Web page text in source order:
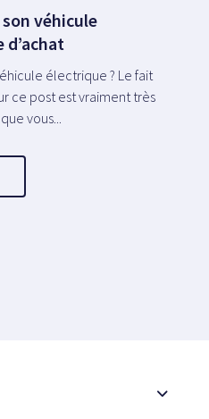
véhicule
d’achat
électrique ? Le fait
ce post est vraiment très
vous...